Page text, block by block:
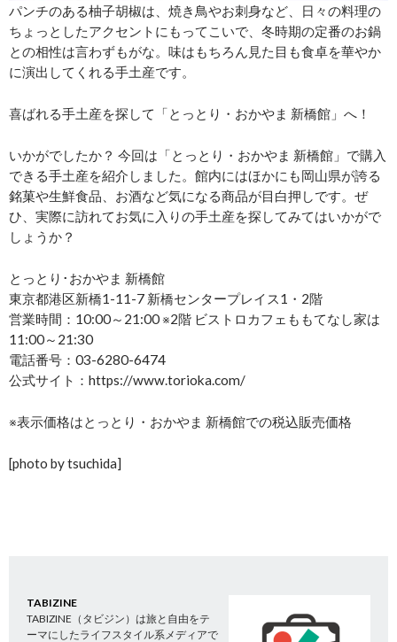
パンチのある柚子胡椒は、焼き鳥やお刺身など、日々の料理の
ちょっとしたアクセントにもってこいで、冬時期の定番のお鍋
との相性は言わずもがな。味はもちろん見た目も食卓を華やか
に演出してくれる手土産です。
喜ばれる手土産を探して「とっとり・おかやま 新橋館」へ！
いかがでしたか？ 今回は「とっとり・おかやま 新橋館」で購入
できる手土産を紹介しました。館内にはほかにも岡山県が誇る
銘菓や生鮮食品、お酒など気になる商品が目白押しです。ぜ
ひ、実際に訪れてお気に入りの手土産を探してみてはいかがで
しょうか？
とっとり･おかやま 新橋館
東京都港区新橋1-11-7 新橋センタープレイス1・2階
営業時間：10:00～21:00 ※2階 ビストロカフェももてなし家は
11:00～21:30
電話番号：03-6280-6474
公式サイト：https://www.torioka.com/
※表示価格はとっとり・おかやま 新橋館での税込販売価格
[photo by tsuchida]
TABIZINE
TABIZINE（タビジン）は旅と自由をテ
ーマにしたライフスタイル系メディアで